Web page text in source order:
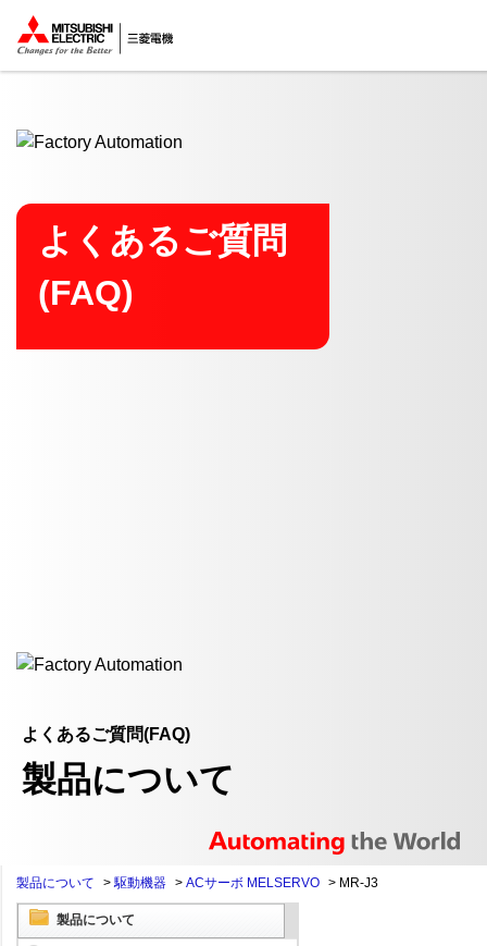
ここから本文
よくあるご質問
(FAQ)
よくあるご質問(FAQ)
製品について
製品について >駆動機器 > ACサーボ MELSERVO > MR-J3
製品について